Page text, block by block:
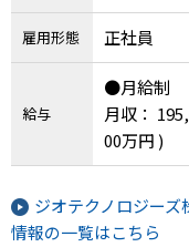
雇用形態 正社員
給与
●月給制
月収：
00万円 )
ジオテクノロジー
情報の一覧はこちら